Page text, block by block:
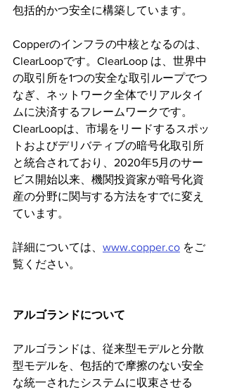
包括的かつ安全に構築しています。
Copperのインフラの中核となるのは、
ClearLoopです。ClearLoop は、世界中
の取引所を1つの安全な取引ループでつ
なぎ、ネットワーク全体でリアルタイ
ムに決済するフレームワークです。
ClearLoopは、市場をリードするスポッ
トおよびデリバティブの暗号化取引所
と統合されており、2020年5月のサー
ビス開始以来、機関投資家が暗号化資
産の分野に関与する方法をすでに変え
ています。
詳細については、 www.copper.co をご
覧ください。
アルゴランドについて
アルゴランドは、従来型モデルと分散
型モデルを、包括的で摩擦のない安全
な統一されたシステムに収束させる